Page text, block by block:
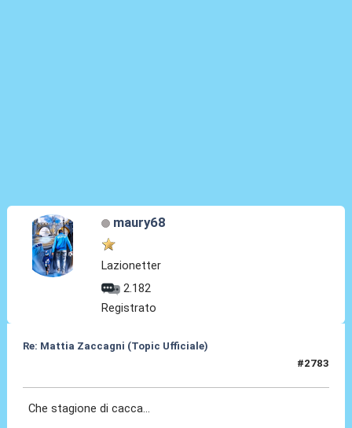
maury68
Lazionetter
2.182
Registrato
Re: Mattia Zaccagni (Topic Ufficiale)
#2783
Che stagione di cacca...